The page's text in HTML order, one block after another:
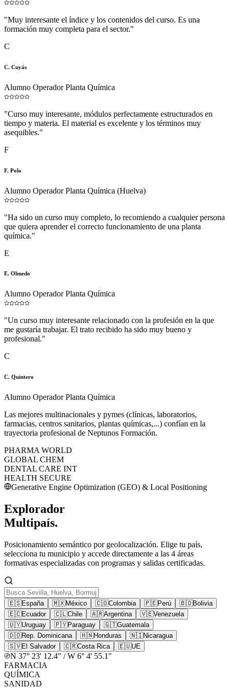
"Muy interesante el índice y los contenidos del curso. Es una
formación muy completa para el sector."
C
C. Cuyás
Alumno Operador Planta Química
"Curso muy interesante, módulos perfectamente estructurados en
tiempo y materia. El material es excelente y los términos muy
asequibles."
F
F. Polo
Alumno Operador Planta Química (Huelva)
"Ha sido un curso muy completo, lo recomiendo a cualquier persona
que quiera aprender el correcto funcionamiento de una planta
química."
E
E. Olmedo
Alumno Operador Planta Química
"Un curso muy interesante relacionado con la profesión en la que
me gustaría trabajar. El trato recibido ha sido muy bueno y
profesional."
C
C. Quintero
Alumno Operador Planta Química
Las mejores multinacionales y pymes (clínicas, laboratorios,
farmacias, centros sanitarios, plantas químicas,...) confían en la
trayectoria profesional de Neptunos Formación.
PHARMA WORLD
GLOBAL CHEM
DENTAL CARE INT
HEALTH SECURE
Generative Engine Optimization (GEO) & Local Positioning
Explorador
Multipaís.
Posicionamiento semántico por geolocalización. Elige tu país,
selecciona tu municipio y accede directamente a las 4 áreas
formativas especializadas con programas y salidas certificadas.
🇪🇸España 🇲🇽México 🇨🇴Colombia 🇵🇪Perú 🇧🇴Bolivia
🇪🇨Ecuador 🇨🇱Chile 🇦🇷Argentina 🇻🇪Venezuela
🇺🇾Uruguay 🇵🇾Paraguay 🇬🇹Guatemala
🇩🇴Rep. Dominicana 🇭🇳Honduras 🇳🇮Nicaragua
🇸🇻El Salvador 🇨🇷Costa Rica 🇪🇺UE
N 37° 23' 12.4" / W 6° 4' 55.1"
FARMACIA
QUÍMICA
SANIDAD